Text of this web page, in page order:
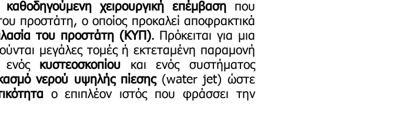
καθοδηγούμενη χειρουργική επέμβαση που
προστάτη, ο οποίος προκαλεί αποφρακτικά
του προστάτη (ΚΥΠ). Πρόκειται για μια
μεγάλες τομές ή εκτεταμένη παραμονή
ενός κυστεοσκοπίου και ενός συστήματος
νερού υψηλής πίεσης(water jet) ώστε
ο επιπλέον ιστός που φράσσει την